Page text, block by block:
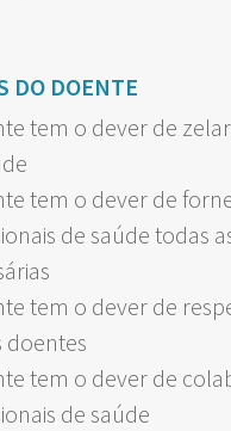
DO DOENTE
tem o dever de
tem o dever de
de saúde todas
tem o dever de
doentes
tem o dever de
de saúde